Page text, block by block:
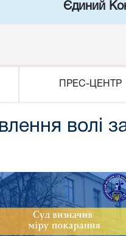
Єдиний
ПРЕС-ЦЕНТР
волі